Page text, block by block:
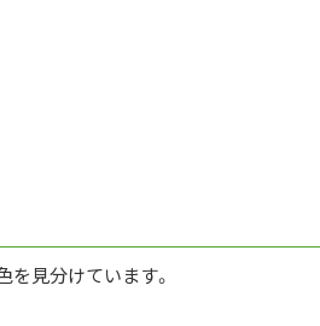
見分けています。